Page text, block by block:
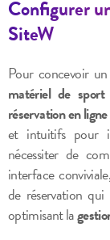
Configurer
SiteW
Pour concevoir
matériel de sport
réservation en ligne
et intuitifs pour
nécessiter de
interface
de réservation
optimisant la